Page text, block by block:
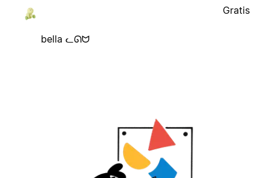
bella ᓚᘏᗢ
Gratis